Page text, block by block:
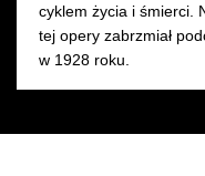
cyklem życia i śmierci.
tej opery zabrzmiał
w 1928 roku.